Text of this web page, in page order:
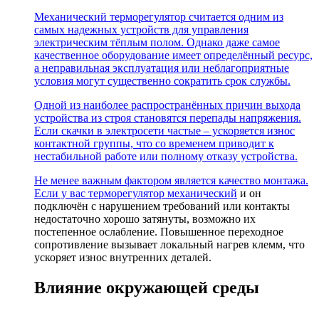
Механический терморегулятор считается одним из
самых надежных устройств для управления
электрическим тёплым полом. Однако даже самое
качественное оборудование имеет определённый ресурс,
а неправильная эксплуатация или неблагоприятные
условия могут существенно сократить срок службы.
Одной из наиболее распространённых причин выхода
устройства из строя становятся перепады напряжения.
Если скачки в электросети частые – ускоряется износ
контактной группы, что со временем приводит к
нестабильной работе или полному отказу устройства.
Не менее важным фактором является качество монтажа.
Если у вас терморегулятор механический и он
подключён с нарушением требований или контакты
недостаточно хорошо затянуты, возможно их
постепенное ослабление. Повышенное переходное
сопротивление вызывает локальный нагрев клемм, что
ускоряет износ внутренних деталей.
Влияние окружающей среды